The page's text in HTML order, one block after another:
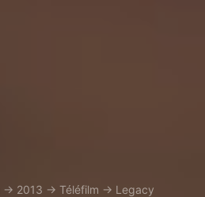
→ 2013 → Téléfilm → Legacy